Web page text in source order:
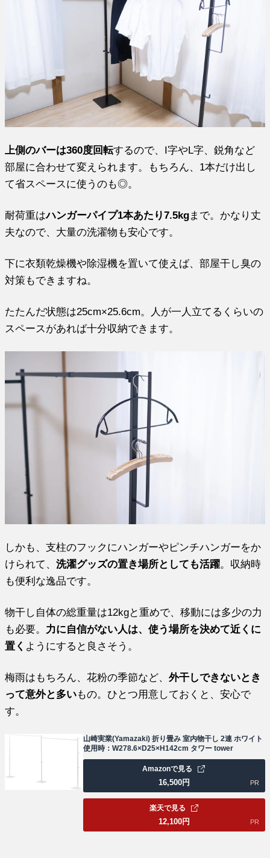
上側のバーは360度回転するので、I字やL字、鋭角など
部屋に合わせて変えられます。もちろん、1本だけ出し
て省スペースに使うのも◎。
耐荷重はハンガーパイプ1本あたり7.5kgまで。かなり丈
夫なので、大量の洗濯物も安心です。
下に衣類乾燥機や除湿機を置いて使えば、部屋干し臭の
対策もできますね。
たたんだ状態は25cm×25.6cm。人が一人立てるくらいの
スペースがあれば十分収納できます。
しかも、支柱のフックにハンガーやピンチハンガーをか
けられて、洗濯グッズの置き場所としても活躍。収納時
も便利な逸品です。
物干し自体の総重量は12kgと重めで、移動には多少の力
も必要。 力に自信がない人は、使う場所を決めて近くに
置く ようにすると良さそう。
梅雨はもちろん、花粉の季節など、外干しできないとき
って意外と多いもの。ひとつ用意しておくと、安心で
す。
山崎実業(Yamazaki) 折り畳み 室内物干し 2連 ホワイト
使用時：W278.6×D25×H142cm タワー tower
16,500円
Amazonで見る
PR
12,100円
楽天で見る
PR